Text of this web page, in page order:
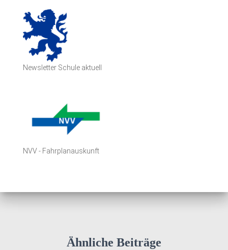
Newsletter Schule aktuell
NVV - Fahrplanauskunft
Ähnliche Beiträge